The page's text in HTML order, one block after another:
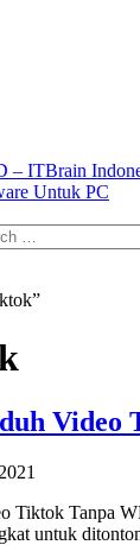
– ITBrain
Untuk PC
Video
Tiktok Tanpa
untuk